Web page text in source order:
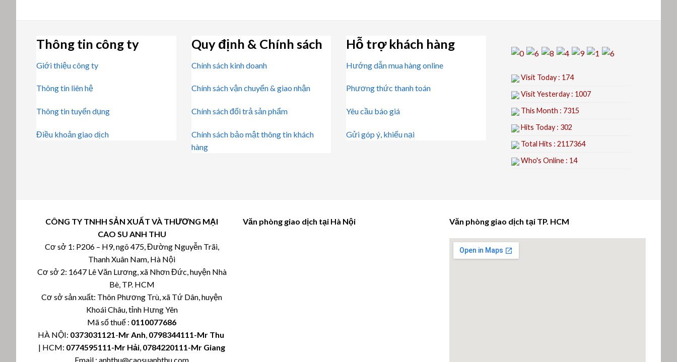
Thông tin công ty
Giới thiệu công ty
Thông tin liên hệ
Thông tin tuyển dụng
Điều khoản giao dịch
Quy định & Chính sách
Chính sách kinh doanh
Chính sách vận chuyển & giao nhận
Chính sách đổi trả sản phẩm
Chính sách bảo mật thông tin khách
hàng
Hỗ trợ khách hàng
Hướng dẫn mua hàng online
Phương thức thanh toán
Yêu cầu báo giá
Gửi góp ý, khiếu nại
Visit Today : 174
Visit Yesterday : 1007
This Month : 7315
Hits Today : 302
Total Hits : 2117364
Who's Online : 14
CÔNG TY TNHH SẢN XUẤT VÀ THƯƠNG MẠI
CAO SU ANH THU
Cơ sở 1: P206 – H9, ngõ 475, Đường Nguyễn Trãi,
Thanh Xuân Nam, Hà Nội
Cơ sở 2: 1647 Lê Văn Lương, xã Nhơn Đức, huyện Nhà
Bè, TP. HCM
Cơ sở sản xuất: Thôn Phương Trù, xã Tứ Dân, huyện
Khoái Châu, tỉnh Hưng Yên
Mã số thuế : 0110077686
HÀ NỘI: 0373031121-Mr Anh, 0798344111-Mr Thu
| HCM: 0774595111-Mr Hải, 0784220111-Mr Giang
Email : anhthu@caosuanhthu.com
Văn phòng giao dịch tại Hà Nội Văn phòng giao dịch tại TP. HCM